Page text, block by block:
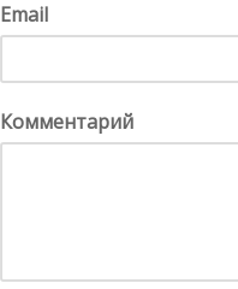
Email
Комментарий